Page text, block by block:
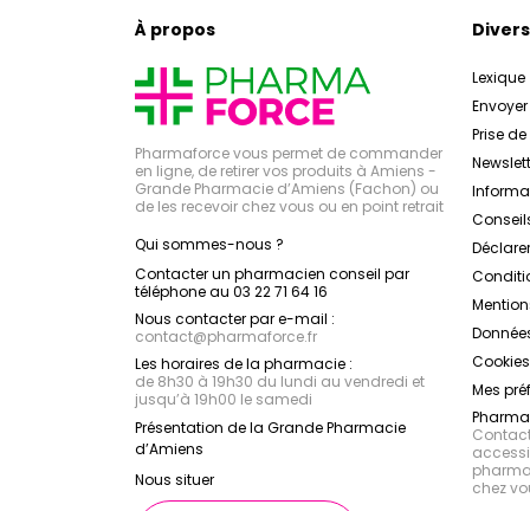
À propos
Pharmaforce vous permet de commander
en ligne, de retirer vos produits à Amiens -
Grande Pharmacie d’Amiens (Fachon) ou
de les recevoir chez vous ou en point retrait
Qui sommes-nous ?
Contacter un pharmacien conseil par
téléphone au 03 22 71 64 16
Nous contacter par e-mail :
contact@pharmaforce.fr
Les horaires de la pharmacie :
de 8h30 à 19h30 du lundi au vendredi et
jusqu’à 19h00 le samedi
Présentation de la Grande Pharmacie
d’Amiens
Nous situer
Divers
Lexique
Prise
Cookies
Mes
chez